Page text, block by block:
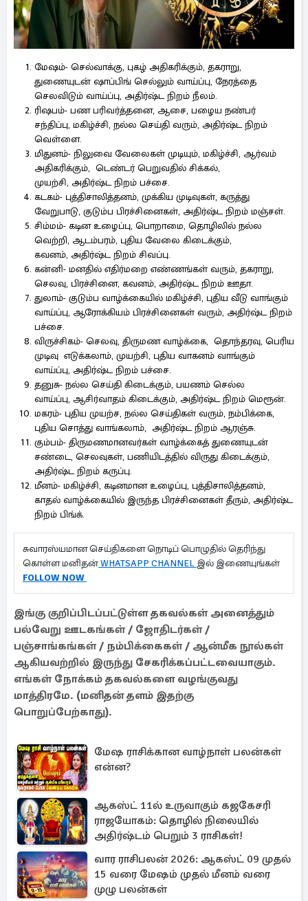
மேஷம்- செல்வாக்கு, புகழ் அதிகரிக்கும், தகராறு,
துணையுடன் ஷாப்பிங் செல்லும் வாய்ப்பு, நேரத்தை
செலவிடும் வாய்ப்பு, அதிர்ஷ்ட நிறம் நீலம்.
ரிஷபம்- பண பரிவர்த்தனை, ஆசை, பழைய நண்பர்
சந்திப்பு, மகிழ்ச்சி, நல்ல செய்தி வரும், அதிர்ஷ்ட நிறம்
வெள்ளை.
மிதுனம்- நிலுவை வேலைகள் முடியும், மகிழ்ச்சி, ஆர்வம்
அதிகரிக்கும், டெண்டர் பெறுவதில் சிக்கல்,
முயற்சி, அதிர்ஷ்ட நிறம் பச்சை.
கடகம்- புத்திசாலித்தனம், முக்கிய முடிவுகள், கருத்து
வேறுபாடு, குடும்ப பிரச்சினைகள், அதிர்ஷ்ட நிறம் மஞ்சள்.
சிம்மம்- கடின உழைப்பு, பொறாமை, தொழிலில் நல்ல
வெற்றி, ஆடம்பரம், புதிய வேலை கிடைக்கும்,
கவனம், அதிர்ஷ்ட நிறம் சிவப்பு.
கன்னி- மனதில் எதிர்மறை எண்ணங்கள் வரும், தகராறு,
செலவு, பிரச்சினை, கவனம், அதிர்ஷ்ட நிறம் ஊதா.
துலாம்- குடும்ப வாழ்க்கையில் மகிழ்ச்சி, புதிய வீடு வாங்கும்
வாய்ப்பு, ஆரோக்கியம் பிரச்சினைகள் வரும், அதிர்ஷ்ட நிறம்
பச்சை.
விருச்சிகம்- செலவு, திருமண வாழ்க்கை, தொந்தரவு, பெரிய
முடிவு எடுக்கலாம், முயற்சி, புதிய வாகனம் வாங்கும்
வாய்ப்பு, அதிர்ஷ்ட நிறம் பச்சை.
தனுசு- நல்ல செய்தி கிடைக்கும், பயணம் செல்ல
வாய்ப்பு, ஆசிர்வாதம் கிடைக்கும், அதிர்ஷ்ட நிறம் மெரூன்.
மகரம்- புதிய முயற்ச, நல்ல செய்திகள் வரும், நம்பிக்கை,
புதிய சொத்து வாங்கலாம், அதிர்ஷ்ட நிறம் ஆரஞ்சு.
கும்பம்- திருமணமானவர்கள் வாழ்க்கைத் துணையுடன்
சண்டை, செலவுகள், பணியிடத்தில் விருது கிடைக்கும்,
அதிர்ஷ்ட நிறம் கருப்பு.
மீனம்- மகிழ்ச்சி, கடினமான உழைப்பு, புத்திசாலித்தனம்,
காதல் வாழ்க்கையில் இருந்த பிரச்சினைகள் தீரும், அதிர்ஷ்ட
நிறம் பிங்க்.
சுவாரஸ்யமான செய்திகளை நொடிப் பொழுதில் தெரிந்து
கொள்ள மனிதன்WHATSAPP CHANNEL இல் இணையுங்கள்
FOLLOW NOW
இங்கு குறிப்பிடப்பட்டுள்ள தகவல்கள் அனைத்தும்
பல்வேறு ஊடகங்கள் / ஜோதிடர்கள் /
பஞ்சாங்கங்கள் / நம்பிக்கைகள் / ஆன்மீக நூல்கள்
ஆகியவற்றில் இருந்து சேகரிக்கப்பட்டவையாகும்.
எங்கள் நோக்கம் தகவல்களை வழங்குவது
மாத்திரமே. (மனிதன் தளம் இதற்கு
பொறுப்பேற்காது).
மேஷ ராசிக்கான வாழ்நாள் பலன்கள்
என்ன?
ஆகஸ்ட் 11ல் உருவாகும் கஜகேசரி
ராஜயோகம்: தொழில் நிலையில்
அதிர்ஷ்டம் பெறும் 3 ராசிகள்!
வார ராசிபலன் 2026: ஆகஸ்ட் 09 முதல்
15 வரை மேஷம் முதல் மீனம் வரை
முழு பலன்கள்